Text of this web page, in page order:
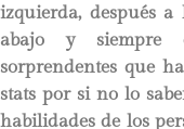
izquierda, después a
abajo y siempre
sorprendentes que
stats por si no lo
habilidades de los